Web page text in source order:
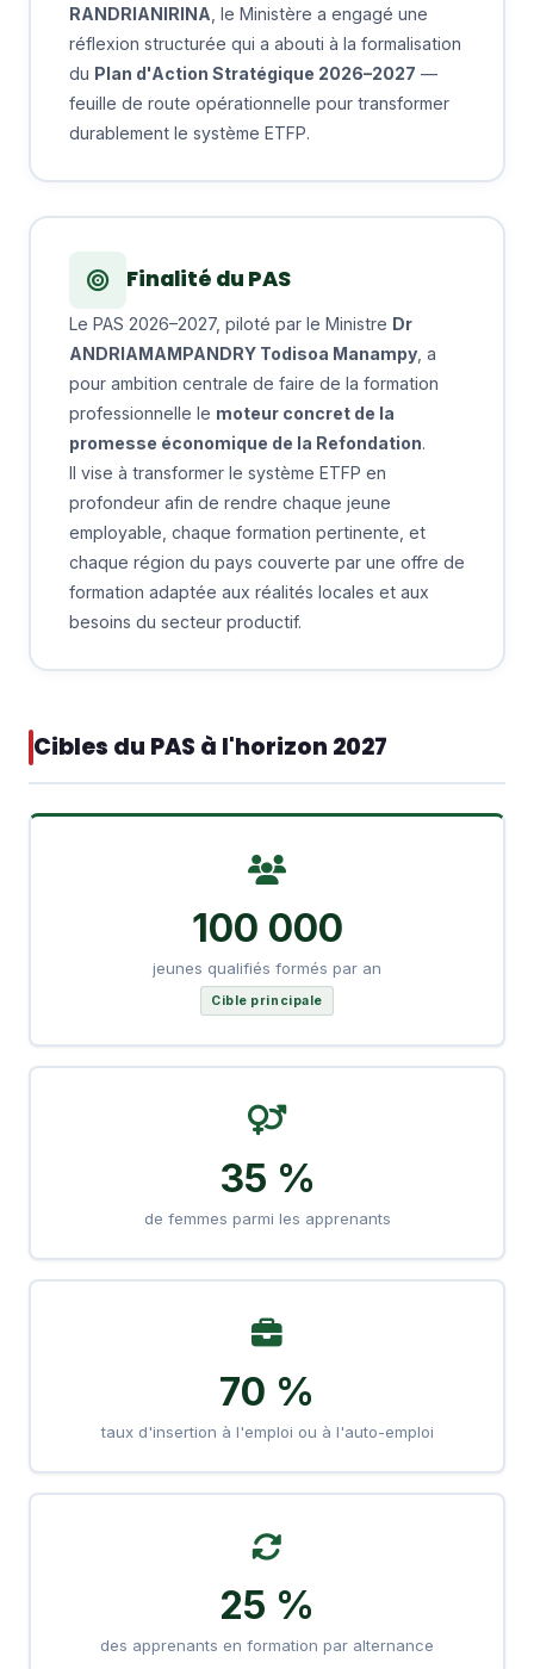
RANDRIANIRINA , le Ministère a engagé une
réflexion structurée qui a abouti à la formalisation
du Plan d'Action Stratégique 2026–2027 —
feuille de route opérationnelle pour transformer
durablement le système ETFP.
Finalité du PAS
Le PAS 2026–2027, piloté par le Ministre Dr
ANDRIAMAMPANDRY Todisoa Manampy, a
pour ambition centrale de faire de la formation
professionnelle le moteur concret de la
promesse économique de la Refondation.
Il vise à transformer le système ETFP en
profondeur afin de rendre chaque jeune
employable, chaque formation pertinente, et
chaque région du pays couverte par une offre de
formation adaptée aux réalités locales et aux
besoins du secteur productif.
Cibles du PAS à l'horizon 2027
100 000
jeunes qualifiés formés par an
Cible principale
35 %
de femmes parmi les apprenants
70 %
taux d'insertion à l'emploi ou à l'auto-emploi
25 %
des apprenants en formation par alternance